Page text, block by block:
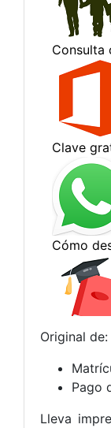
Original de:
Pago
Lleva